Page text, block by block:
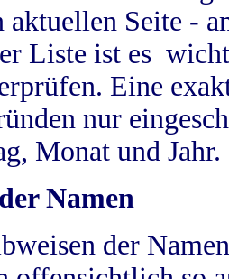
aktuellen Seite -
Liste ist es
Eine
nur
Monat und Jahr.
Namen
der